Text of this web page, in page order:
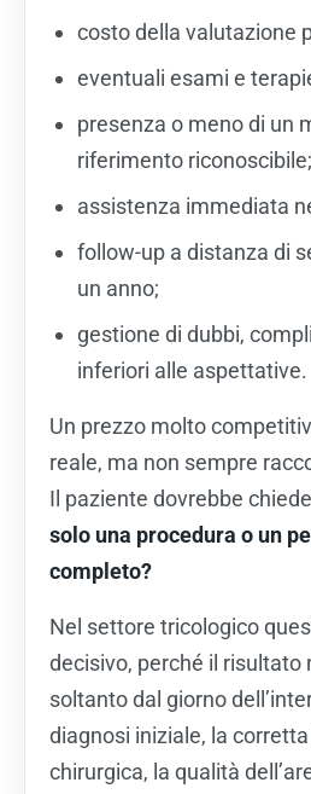
costo della valutazione
eventuali esami e
presenza o meno di un
riferimento riconoscibile;
assistenza immediata
follow-up a distanza di
un anno;
gestione di dubbi,
inferiori alle aspettative.
Un prezzo molto
reale, ma non sempre
Il paziente dovrebbe
solo una procedura o un
completo?
Nel settore tricologico
decisivo, perché il risultato
soltanto dal giorno
diagnosi iniziale, la
chirurgica, la qualità